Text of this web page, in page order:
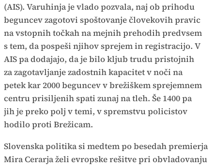
(AIS). Varuhinja je vlado pozvala, naj ob prihodu
beguncev zagotovi spoštovanje človekovih pravic
na vstopnih točkah na mejnih prehodih predvsem
s tem, da pospeši njihov sprejem in registracijo. V
AIS pa dodajajo, da je bilo kljub trudu pristojnih
za zagotavljanje zadostnih kapacitet v noči na
petek kar 2000 beguncev v brežiškem sprejemnem
centru prisiljenih spati zunaj na tleh. Še 1400 pa
jih je preko polj v temi, v spremstvu policistov
hodilo proti Brežicam.
Slovenska politika si medtem po besedah premierja
Mira Cerarja želi evropske rešitve pri obvladovanju